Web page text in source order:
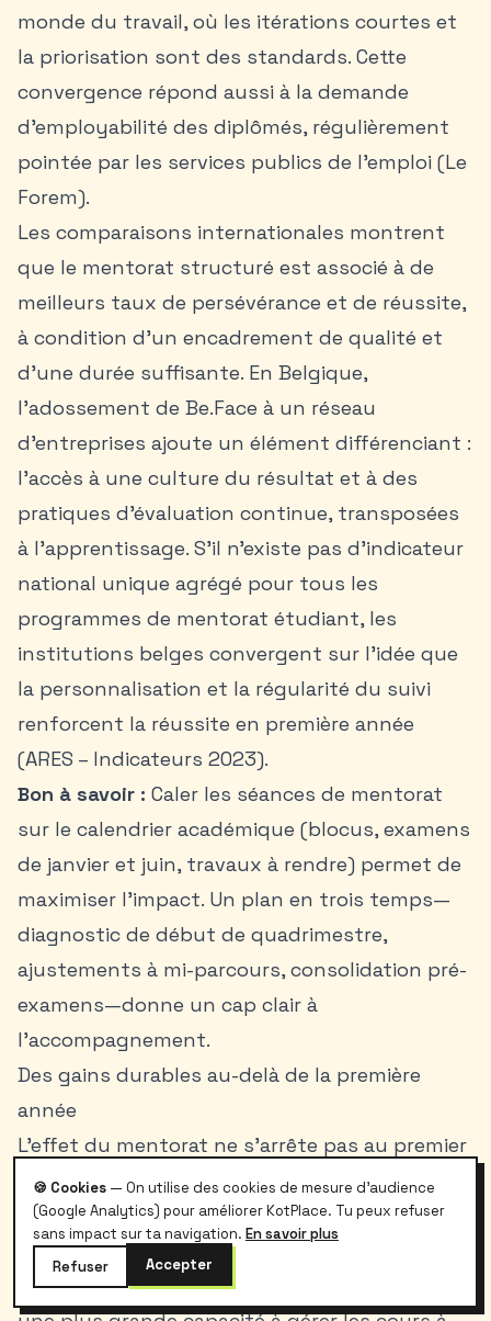
monde du travail, où les itérations courtes et
la priorisation sont des standards. Cette
convergence répond aussi à la demande
d’employabilité des diplômés, régulièrement
pointée par les services publics de l’emploi (Le
Forem).
Les comparaisons internationales montrent
que le mentorat structuré est associé à de
meilleurs taux de persévérance et de réussite,
à condition d’un encadrement de qualité et
d’une durée suffisante. En Belgique,
l’adossement de Be.Face à un réseau
d’entreprises ajoute un élément différenciant :
l’accès à une culture du résultat et à des
pratiques d’évaluation continue, transposées
à l’apprentissage. S’il n’existe pas d’indicateur
national unique agrégé pour tous les
programmes de mentorat étudiant, les
institutions belges convergent sur l’idée que
la personnalisation et la régularité du suivi
renforcent la réussite en première année
(ARES – Indicateurs 2023).
Bon à savoir : Caler les séances de mentorat
sur le calendrier académique (blocus, examens
de janvier et juin, travaux à rendre) permet de
maximiser l’impact. Un plan en trois temps—
diagnostic de début de quadrimestre,
ajustements à mi-parcours, consolidation pré-
examens—donne un cap clair à
l’accompagnement.
Des gains durables au-delà de la première
année
L’effet du mentorat ne s’arrête pas au premier
bloc. Les méthodes assimilées—prise de notes
active, auto-évaluation, planification—
s’exportent vers les années suivantes, y
compris en master. Les étudiants rapportent
🍪 Cookies — On utilise des cookies de mesure d'audience
(Google Analytics) pour améliorer KotPlace. Tu peux refuser
sans impact sur ta navigation. En savoir plus
Refuser
Accepter